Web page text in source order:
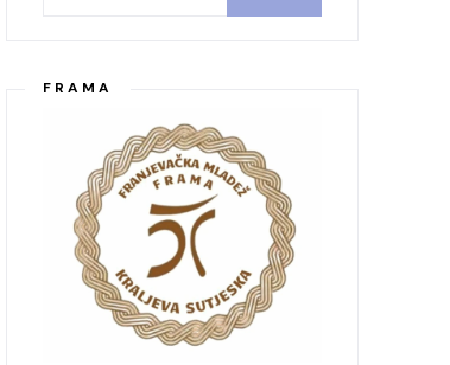
FRAMA